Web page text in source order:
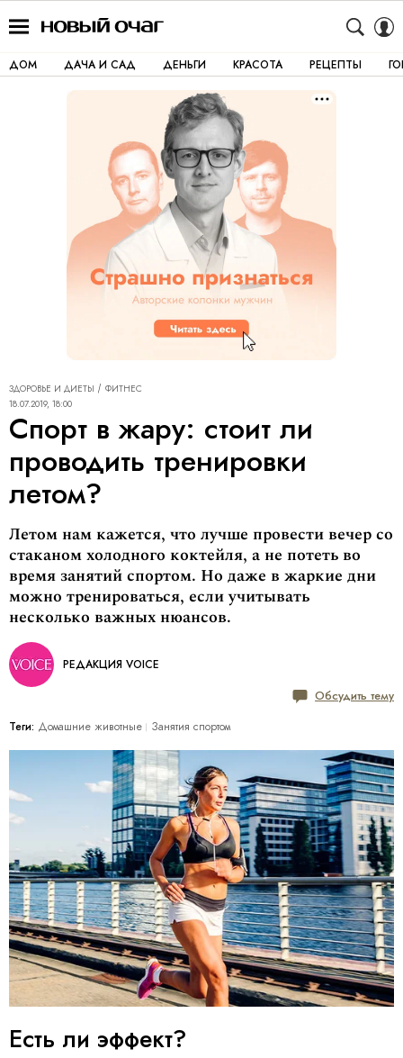
ДОМ ДАЧА И САД ДЕНЬГИ КРАСОТА РЕЦЕПТЫ
ЗДОРОВЬЕ И ДИЕТЫ
ФИТНЕС
18.07.2019, 18:00
Спорт в жару: стоит ли
проводить тренировки
летом?
Летом нам кажется, что лучше провести вечер со
стаканом холодного коктейля, а не потеть во
время занятий спортом. Но даже в жаркие дни
можно тренироваться, если учитывать
несколько важных нюансов.
РЕДАКЦИЯ VOICE
Обсудить тему
Теги: Домашние животные Занятия спортом
Есть ли эффект?